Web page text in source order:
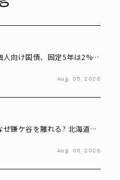
人向け国債、固定5年は2%台
Aug. 05, 2026
ぜ鎌ケ谷を離れる? 北海道移
Aug. 06, 2026